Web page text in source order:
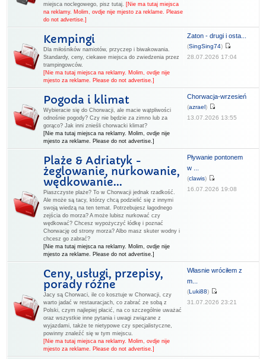
miejsca noclegowego, pisz tutaj. [Nie ma tutaj miejsca
na reklamy. Molim, ovdje nije mjesto za reklame. Please
do not advertise.]
Kempingi
Dla miłośników namiotów, przyczep i biwakowania.
Standardy, ceny, ciekawe miejsca do zwiedzenia przez
trampingowców.
[Nie ma tutaj miejsca na reklamy. Molim, ovdje nije
mjesto za reklame. Please do not advertise.]
Zaton - drugi i osta...
(SingSing74)
28.07.2026 17:04
Pogoda i klimat
Wybieracie się do Chorwacji, ale macie wątpliwości
odnośnie pogody? Czy nie będzie za zimno lub za
gorąco? Jak inni znieśli chorwacki klimat?
[Nie ma tutaj miejsca na reklamy. Molim, ovdje nije
mjesto za reklame. Please do not advertise.]
Chorwacja-wrzesień
(azrael)
13.07.2026 13:55
Plaże & Adriatyk -
żeglowanie, nurkowanie,
wędkowanie...
Piaszczyste plaże? To w Chorwacji jednak rzadkość.
Ale może są tacy, którzy chcą podzielić się z innymi
swoją wiedzą na ten temat. Potrzebujesz łagodnego
zejścia do morza? A może lubisz nurkować czy
wędkować? Chcesz wypożyczyć łódkę i poznać
Chorwację od strony morza? Albo masz skuter wodny i
chcesz go zabrać?
[Nie ma tutaj miejsca na reklamy. Molim, ovdje nije
mjesto za reklame. Please do not advertise.]
Pływanie pontonem
w ...
(clawis)
16.07.2026 19:08
Ceny, usługi, przepisy,
porady różne
Jacy są Chorwaci, ile co kosztuje w Chorwacji, czy
warto jadać w restauracjach, co zabrać ze sobą z
Polski, czym najlepiej płacić, na co szczególnie uważać
oraz wszystkie inne pytania i uwagi związane z
wyjazdami, także te nietypowe czy specjalistyczne,
powinny znaleźć się w tym miejscu.
[Nie ma tutaj miejsca na reklamy. Molim, ovdje nije
mjesto za reklame. Please do not advertise.]
Własnie wróciłem z
m...
(Luki88)
31.07.2026 23:21